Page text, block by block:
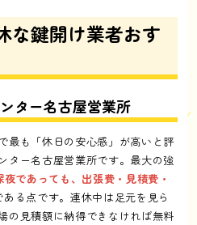
な鍵開け業者おす
ター名古屋営業所
最も「休日の安心感」が高いと評
ター名古屋営業所です。最大の強
夜であっても、出張費・見積費・
ある点です。連休中は足元を見ら
の見積額に納得できなければ無料